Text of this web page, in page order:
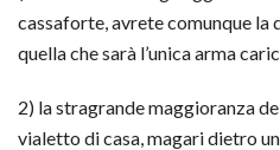
cassaforte, avrete comunque
quella che sarà l’unica arma
2) la stragrande maggioranza
vialetto di casa, magari dietro